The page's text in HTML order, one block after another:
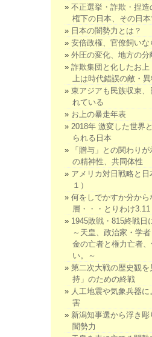
不正選挙・詐欺・捏
権下の日本、その日
日本の闇勢力とは？
安倍政権、官僚飼いな
外圧の変化、地方の分
詐欺集団と化したお
上は時代錯誤の敵・異
東アジアも民族収束、
れている
お上の暴走年表
2018年 激変した世界
られる日本
「贈与」との関わり
の精神性、共同体性
アメリカ対日戦略と
１）
何をしでかすか分か
層・・・とりわけ
1945敗戦・815終戦
～天皇、政治家・学
金の亡者と権力亡者
い。～
第二次大戦の歴史観
持」のための終戦
人工地震や気象兵器
害
新潟知事選から浮き
闇勢力